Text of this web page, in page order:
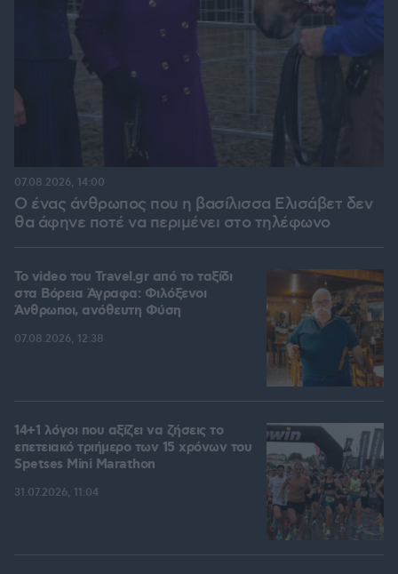
Ο ένας άνθρωπος που η βασίλισσα Ελισάβετ δεν
θα άφηνε ποτέ να περιμένει στο τηλέφωνο
07.08.2026, 14:00
To video του Travel.gr από το ταξίδι
στα Βόρεια Άγραφα: Φιλόξενοι
Άνθρωποι, ανόθευτη Φύση
07.08.2026, 12:38
14+1 λόγοι που αξίζει να ζήσεις το
επετειακό τριήμερο των 15 χρόνων του
Spetses Mini Marathon
31.07.2026, 11:04